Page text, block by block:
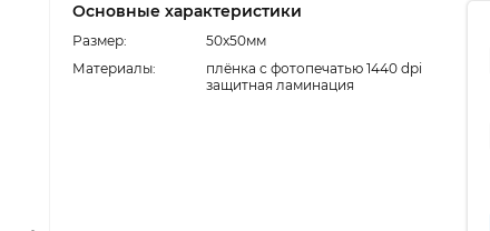
Основные характеристики
Размер:
50x50мм
Материалы:
плёнка с фотопечатью 1440 dpi
защитная ламинация